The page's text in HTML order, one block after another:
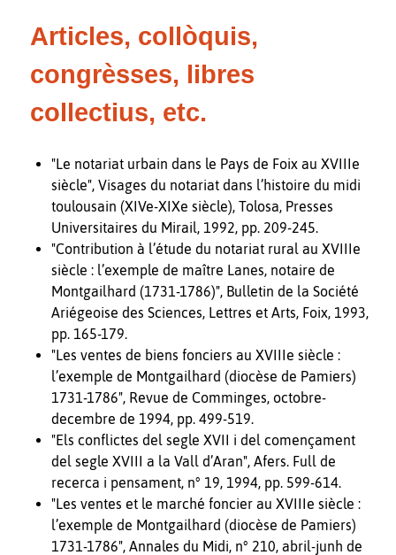
Articles, collòquis,
congrèsses, libres
collectius, etc.
"Le notariat urbain dans le Pays de Foix au XVIIIe
siècle", Visages du notariat dans l’histoire du midi
toulousain (XIVe-XIXe siècle), Tolosa, Presses
Universitaires du Mirail, 1992, pp. 209-245.
"Contribution à l’étude du notariat rural au XVIIIe
siècle : l’exemple de maître Lanes, notaire de
Montgailhard (1731-1786)", Bulletin de la Société
Ariégeoise des Sciences, Lettres et Arts, Foix, 1993,
pp. 165-179.
"Les ventes de biens fonciers au XVIIIe siècle :
l’exemple de Montgailhard (diocèse de Pamiers)
1731-1786", Revue de Comminges, octobre-
decembre de 1994, pp. 499-519.
"Els conflictes del segle XVII i del començament
del segle XVIII a la Vall d’Aran", Afers. Full de
recerca i pensament, n° 19, 1994, pp. 599-614.
"Les ventes et le marché foncier au XVIIIe siècle :
l’exemple de Montgailhard (diocèse de Pamiers)
1731-1786", Annales du Midi, n° 210, abril-junh de